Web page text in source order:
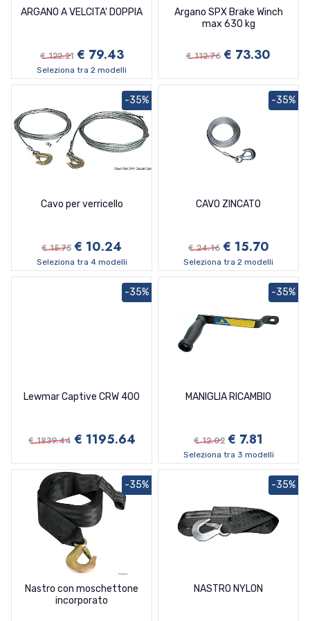
ARGANO A VELCITA' DOPPIA
€ 122.21 € 79.43
Seleziona tra 2 modelli
Argano SPX Brake Winch
max 630 kg
€ 112.76 € 73.30
Cavo per verricello
€ 15.75 € 10.24
-35%
Seleziona tra 4 modelli
CAVO ZINCATO
€ 24.16 € 15.70
-35%
Seleziona tra 2 modelli
Lewmar Captive CRW 400
€ 1839.44 € 1195.64
-35%
MANIGLIA RICAMBIO
€ 12.02 € 7.81
-35%
Seleziona tra 3 modelli
Nastro con moschettone
incorporato
-35%
NASTRO NYLON
-35%